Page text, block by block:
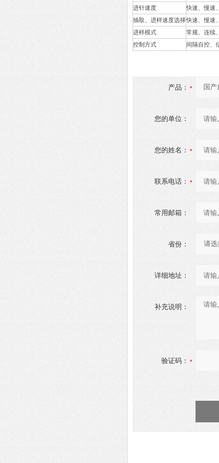
进针速度
快速、慢速
抽取、进样速度选择快速、慢速
进样模式
常规、连续
控制方式
间隔自控、
产品：
您的单位：
您的姓名：
联系电话：
常用邮箱：
省份：
详细地址：
补充说明：
验证码：